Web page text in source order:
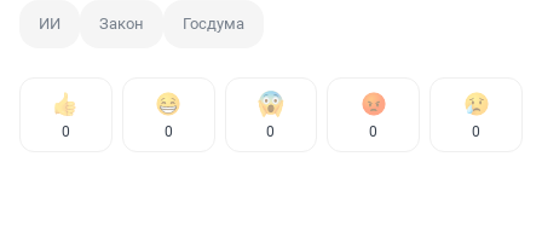
ИИ Закон Госдума
0 0 0 0 0